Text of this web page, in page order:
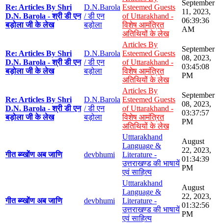
Re: Articles By Shri
D.N. Barola - श्री डी एन
बड़ोला जी के लेख
D.N.Barola
/ डी एन
बड़ोला
Esteemed Guests
of Uttarakhand -
विशेष आमंत्रित
अतिथियों के लेख
September
11, 2023,
06:39:36
AM
Re: Articles By Shri
D.N. Barola - श्री डी एन
बड़ोला जी के लेख
D.N.Barola
/ डी एन
बड़ोला
Articles By
Esteemed Guests
of Uttarakhand -
विशेष आमंत्रित
अतिथियों के लेख
September
08, 2023,
03:45:08
PM
Re: Articles By Shri
D.N. Barola - श्री डी एन
बड़ोला जी के लेख
D.N.Barola
/ डी एन
बड़ोला
Articles By
Esteemed Guests
of Uttarakhand -
विशेष आमंत्रित
अतिथियों के लेख
September
08, 2023,
03:37:57
PM
गीत ब्य्खोंण अब जाणि devbhumi
Utttarakhand
Language &
Literature -
उत्तराखण्ड की भाषायें
एवं साहित्य
August
22, 2023,
01:34:39
PM
गीत ब्य्खोंण अब जाणि devbhumi
Utttarakhand
Language &
Literature -
उत्तराखण्ड की भाषायें
एवं साहित्य
August
22, 2023,
01:32:56
PM